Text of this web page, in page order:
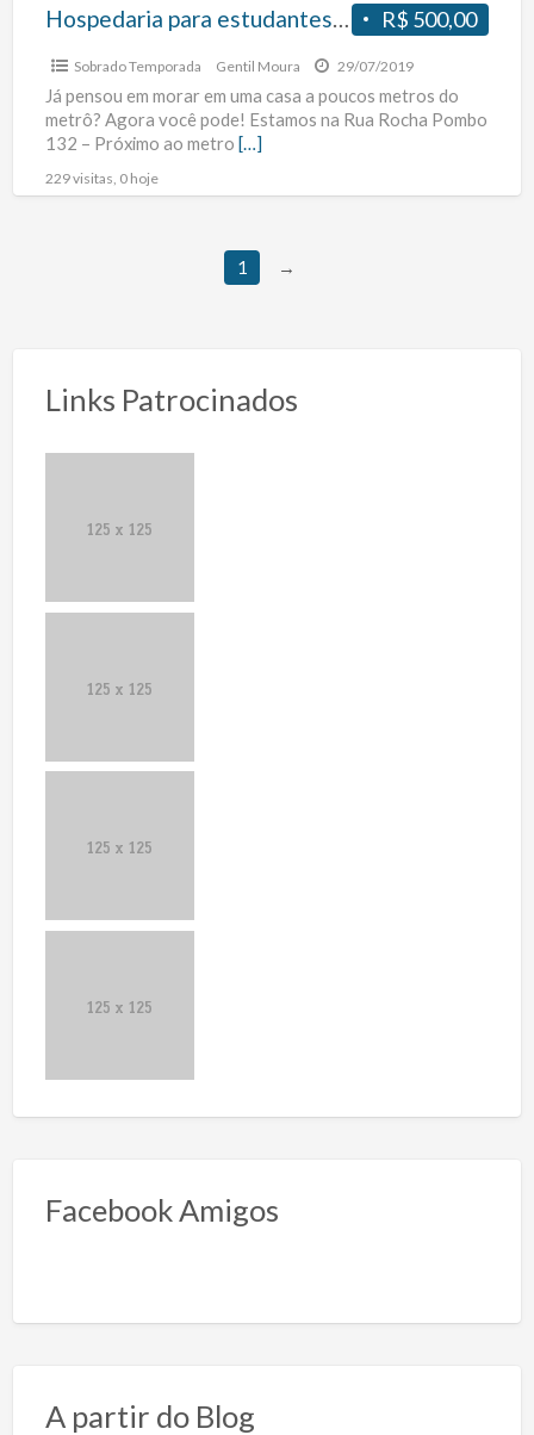
R$ 500,00
Hospedaria para estudantes e profissionais no metro São Joaquim
Sobrado Temporada Gentil Moura 29/07/2019
Já pensou em morar em uma casa a poucos metros do
metrô? Agora você pode! Estamos na Rua Rocha Pombo
132 – Próximo ao metro […]
229 visitas, 0 hoje
1 →
Links Patrocinados
Facebook Amigos
A partir do Blog